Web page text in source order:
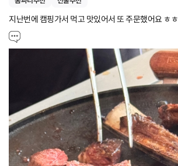
지난번에 캠핑가서 먹고 맛있어서 또 주문했어요 ㅎㅎ